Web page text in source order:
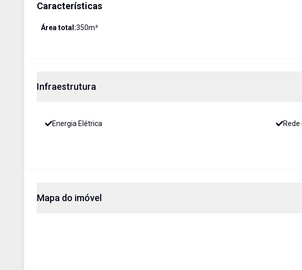
Características
Área total:350m²
Infraestrutura
Energia Elétrica Rede
Mapa do imóvel